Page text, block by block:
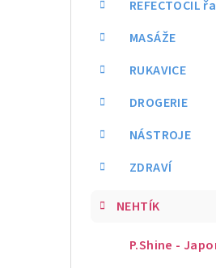
REFECTOCIL
MASÁŽE
RUKAVICE
DROGERIE
NÁSTROJE
ZDRAVÍ
NEHTÍK
P.Shine -